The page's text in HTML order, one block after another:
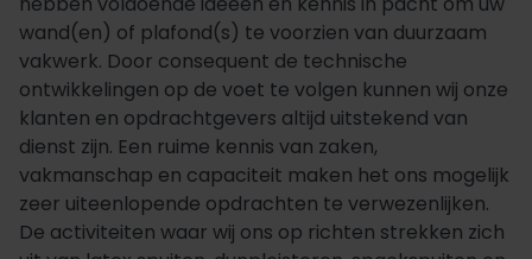
wand(en) of plafond(s) te voorzien van duurzaam
vakwerk. Door consequent de technische
ontwikkelingen op de voet te volgen kunnen wij onze
klanten en opdrachtgevers altijd uitstekend van
dienst zijn. Een ruime kennis van zaken,
vakmanschap en capaciteit maken het ons mogelijk
zeer uiteenlopende opdrachten te verwezenlijken.
De activiteiten waar wij ons op richten strekken zich